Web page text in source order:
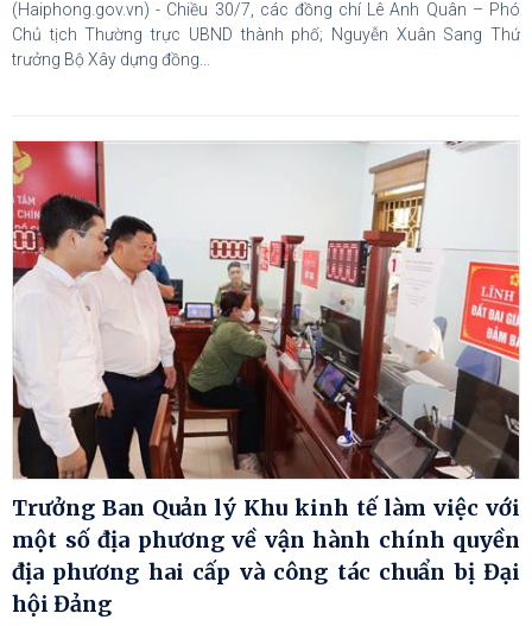
(Haiphong.gov.vn) - Chiều 30/7, các đồng chí Lê Anh Quân – Phó
Chủ tịch Thường trực UBND thành phố; Nguyễn Xuân Sang Thứ
trưởng Bộ Xây dựng đồng...
Trưởng Ban Quản lý Khu kinh tế làm việc với
một số địa phương về vận hành chính quyền
địa phương hai cấp và công tác chuẩn bị Đại
hội Đảng